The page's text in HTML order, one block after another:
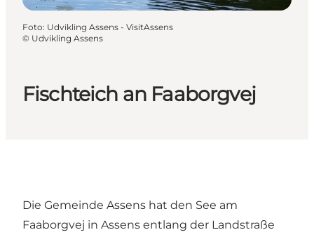
Fischteich an Faaborgvej
Foto: Udvikling Assens - VisitAssens
© Udvikling Assens
Die Gemeinde Assens hat den See am
Faaborgvej in Assens entlang der Landstraße